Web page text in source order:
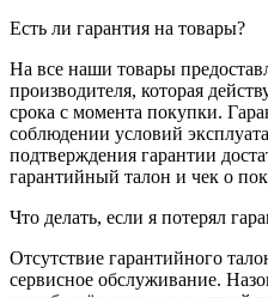
Есть ли гарантия на товары?
На все наши товары
производителя, которая
срока с момента покупки.
соблюдении условий
подтверждения гарантии
гарантийный талон и чек о
Что делать, если я потерял
Отсутствие гарантийного
сервисное обслуживание.